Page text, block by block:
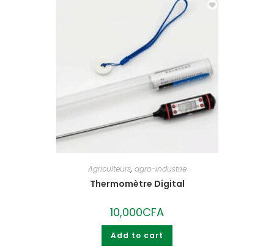
Agriculteurs, agro-industrie
Thermomètre Digital
10,000CFA
Add to cart